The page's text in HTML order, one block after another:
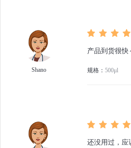
Shano
产品到货很快
规格： 500μl
还没用过，应